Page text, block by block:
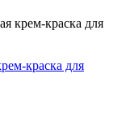
крем-краска для